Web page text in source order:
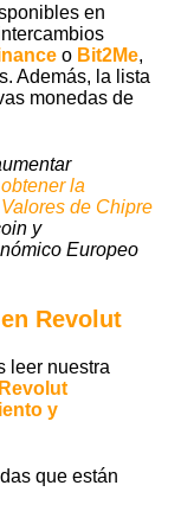
en
o Bit2Me,
Además, la lista
monedas de
la
de Chipre
y
Europeo
Revolut
leer nuestra
Revolut
y
que están